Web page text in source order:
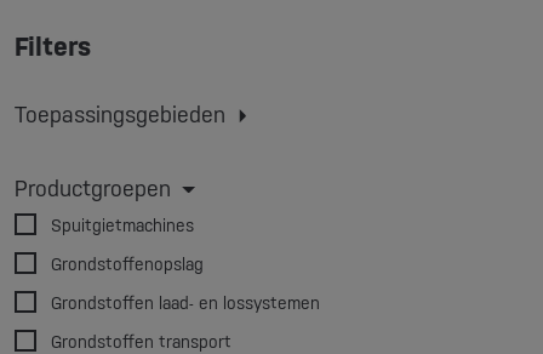
Filters
Toepassingsgebieden
Extrusie blaasvormen
3D-printen
Productgroepen
Spuitgietmachines
Grondstoffenopslag
Grondstoffen laad- en lossystemen
Grondstoffen transport